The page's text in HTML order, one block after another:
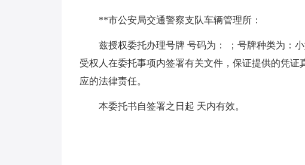
**市公安局交通警察支队车辆管理所：
兹授权委托办理号牌 号码为： ；号牌种类为：
受权人在委托事项内签署有关文件，保证提供的凭
应的法律责任。
本委托书自签署之日起 天内有效。